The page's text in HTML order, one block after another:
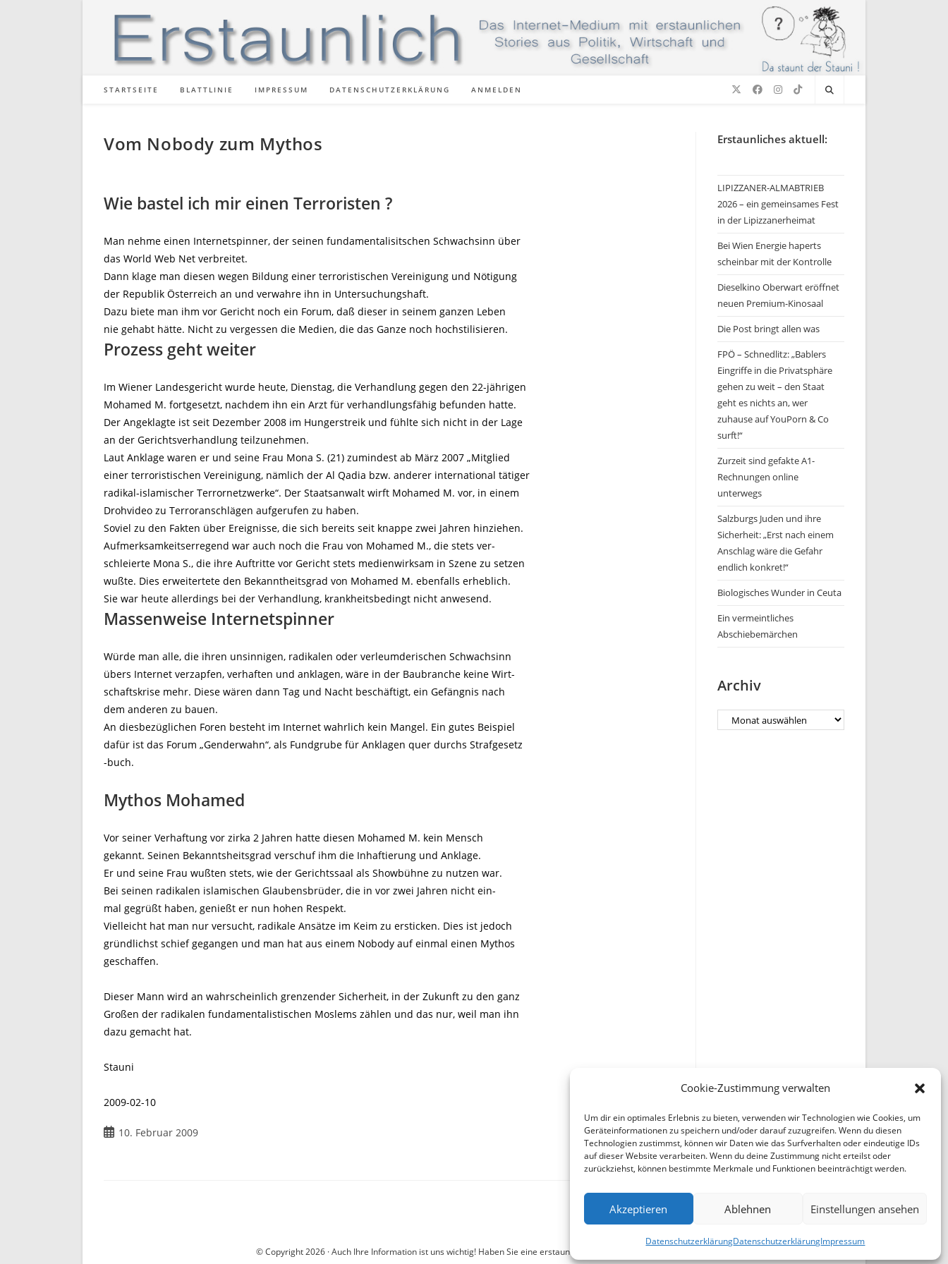
Cookie-Zustimmung verwalten
Um dir ein optimales Erlebnis zu bieten, verwenden wir Technologien wie Cookies, um
Geräteinformationen zu speichern und/oder darauf zuzugreifen. Wenn du diesen
Technologien zustimmst, können wir Daten wie das Surfverhalten oder eindeutige IDs
auf dieser Website verarbeiten. Wenn du deine Zustimmung nicht erteilst oder
zurückziehst, können bestimmte Merkmale und Funktionen beeinträchtigt werden.
Akzeptieren Ablehnen Einstellungen ansehen
DatenschutzerklärungDatenschutzerklärungImpressum
STARTSEITE BLATTLINIE IMPRESSUM DATENSCHUTZERKLÄRUNG ANMELDEN
Vom Nobody zum Mythos
Wie bastel ich mir einen Terroristen ?
Man nehme einen Internetspinner, der seinen fundamentalisitschen Schwachsinn über
das World Web Net verbreitet.
Dann klage man diesen wegen Bildung einer terroristischen Vereinigung und Nötigung
der Republik Österreich an und verwahre ihn in Untersuchungshaft.
Dazu biete man ihm vor Gericht noch ein Forum, daß dieser in seinem ganzen Leben
nie gehabt hätte. Nicht zu vergessen die Medien, die das Ganze noch hochstilisieren.
Prozess geht weiter
Im Wiener Landesgericht wurde heute, Dienstag, die Verhandlung gegen den 22-jährigen
Mohamed M. fortgesetzt, nachdem ihn ein Arzt für verhandlungsfähig befunden hatte.
Der Angeklagte ist seit Dezember 2008 im Hungerstreik und fühlte sich nicht in der Lage
an der Gerichtsverhandlung teilzunehmen.
Laut Anklage waren er und seine Frau Mona S. (21) zumindest ab März 2007 „Mitglied
einer terroristischen Vereinigung, nämlich der Al Qadia bzw. anderer international tätiger
radikal-islamischer Terrornetzwerke“. Der Staatsanwalt wirft Mohamed M. vor, in einem
Drohvideo zu Terroranschlägen aufgerufen zu haben.
Soviel zu den Fakten über Ereignisse, die sich bereits seit knappe zwei Jahren hinziehen.
Aufmerksamkeitserregend war auch noch die Frau von Mohamed M., die stets ver-
schleierte Mona S., die ihre Auftritte vor Gericht stets medienwirksam in Szene zu setzen
wußte. Dies erweitertete den Bekanntheitsgrad von Mohamed M. ebenfalls erheblich.
Sie war heute allerdings bei der Verhandlung, krankheitsbedingt nicht anwesend.
Massenweise Internetspinner
Würde man alle, die ihren unsinnigen, radikalen oder verleumderischen Schwachsinn
übers Internet verzapfen, verhaften und anklagen, wäre in der Baubranche keine Wirt-
schaftskrise mehr. Diese wären dann Tag und Nacht beschäftigt, ein Gefängnis nach
dem anderen zu bauen.
An diesbezüglichen Foren besteht im Internet wahrlich kein Mangel. Ein gutes Beispiel
dafür ist das Forum „Genderwahn“, als Fundgrube für Anklagen quer durchs Strafgesetz
-buch.
Mythos Mohamed
Vor seiner Verhaftung vor zirka 2 Jahren hatte diesen Mohamed M. kein Mensch
gekannt. Seinen Bekanntsheitsgrad verschuf ihm die Inhaftierung und Anklage.
Er und seine Frau wußten stets, wie der Gerichtssaal als Showbühne zu nutzen war.
Bei seinen radikalen islamischen Glaubensbrüder, die in vor zwei Jahren nicht ein-
mal gegrüßt haben, genießt er nun hohen Respekt.
Vielleicht hat man nur versucht, radikale Ansätze im Keim zu ersticken. Dies ist jedoch
gründlichst schief gegangen und man hat aus einem Nobody auf einmal einen Mythos
geschaffen.
Dieser Mann wird an wahrscheinlich grenzender Sicherheit, in der Zukunft zu den ganz
Großen der radikalen fundamentalistischen Moslems zählen und das nur, weil man ihn
dazu gemacht hat.
Stauni
2009-02-10
Beitrag10. Februar 2009
Erstaunliches aktuell:
LIPIZZANER-ALMABTRIEB
2026 – ein gemeinsames Fest
in der Lipizzanerheimat
Bei Wien Energie haperts
scheinbar mit der Kontrolle
Dieselkino Oberwart eröffnet
neuen Premium-Kinosaal
Die Post bringt allen was
FPÖ – Schnedlitz: „Bablers
Eingriffe in die Privatsphäre
gehen zu weit – den Staat
geht es nichts an, wer
zuhause auf YouPorn & Co
surft!“
Zurzeit sind gefakte A1-
Rechnungen online
unterwegs
Salzburgs Juden und ihre
Sicherheit: „Erst nach einem
Anschlag wäre die Gefahr
endlich konkret!“
Biologisches Wunder in Ceuta
Ein vermeintliches
Abschiebemärchen
Archiv
Archiv
© Copyright 2026 · Auch Ihre Information ist uns wichtig! Haben Sie eine erstaunliche Story: Mailen Sie uns Bitte